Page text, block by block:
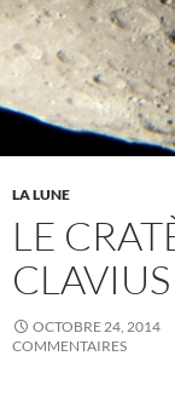
LA LUNE
LE
CLAVIUS
OCTOBRE 24, 2014
COMMENTAIRES